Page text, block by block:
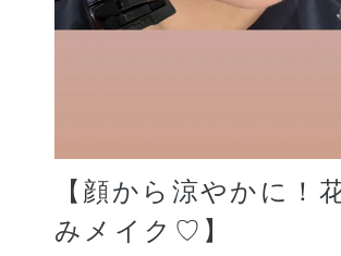
【顔から涼やかに！
みメイク♡】